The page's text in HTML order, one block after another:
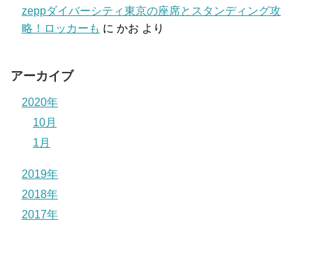
zeppダイバーシティ東京の座席とスタンディング攻
略！ロッカーも に かお より
アーカイブ
2020年
10月
1月
2019年
2018年
2017年